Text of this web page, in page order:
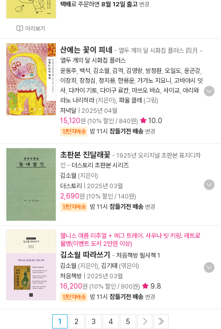
미리보기
택배로 주문하면 8월 12일 출고 변경
산에는 꽃이 피네 - 열두 개의 달 시화집 플러스 四月 -
열두 개의 달 시화집 플러스
윤동주 백석 김소월 김억 김영랑 방정환 오일도 윤곤강
이장희 장정심 정지용, 한용운, 가가노 지요니 고바야시 잇
사 다카이 기토 다이구 료칸 마쓰오 바쇼 사이교 아리와
라노 나리히라(지은이), 파울 클레 (그림)
저녁달
2025년 04월
15,120원 (10% 할인 / 840원) 10.0
양탄자배송 밤 11시 잠들기전 배송 변경
초판본 진달래꽃 - 1925년 오리지널 초판본 표지디자
인 - 더스토리 초판본 시리즈
김소월 (지은이)
더스토리
2025년 03월
2,690원 (10% 할인 / 140원)
양탄자배송 밤 11시 잠들기전 배송 변경
웰니스 여름 리추얼 + 에그 트레이. 사우나 빗 키링. 레트로
물병(이벤트 도서 2만원 이상)
김소월 따라쓰기 - 처음책방 필사책 1
김소월 (지은이), 김기태 (엮은이)
처음책방
2025년 03월
16,200원 (10% 할인 / 900원) 9.8
양탄자배송 밤 11시 잠들기전 배송 변경
1 2 3 4 5